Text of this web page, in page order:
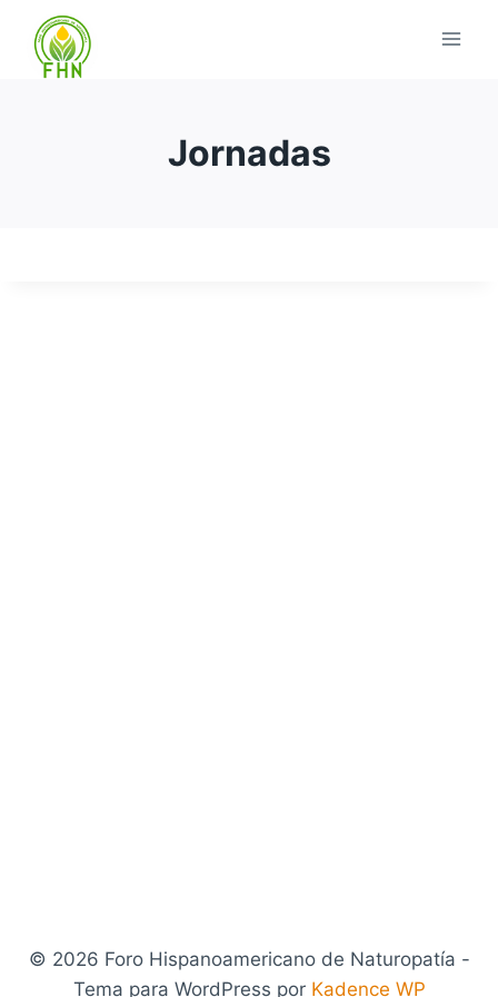
Jornadas
© 2026 Foro Hispanoamericano de Naturopatía -
Tema para WordPress por Kadence WP